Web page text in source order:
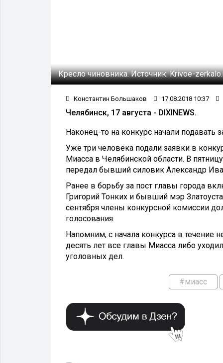
Кресло чиновника.Источник:Krivoe-
Константин Большаков 17.08.2018 10:37
Челябинск, 17 августа - DIXINEWS.
Наконец-то на конкурс начали подавать
Уже три человека подали заявки в
Миасса в Челябинской области. В
передал бывший силовик Александр
Ранее в борьбу за пост главы города
Григорий Тонких и бывший мэр
сентября члены конкурсной комиссии
голосования.
Напомним, с начала конкурса в течение
десять лет все главы Миасса либо
уголовных дел.
#миасс